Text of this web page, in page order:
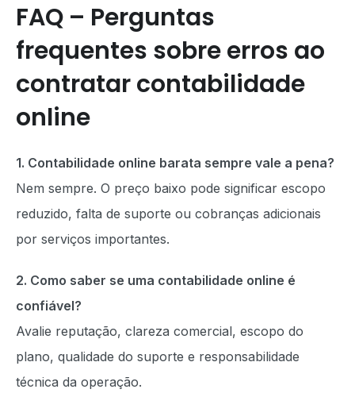
FAQ – Perguntas
frequentes sobre erros ao
contratar contabilidade
online
1. Contabilidade online barata sempre vale a pena?
Nem sempre. O preço baixo pode significar escopo
reduzido, falta de suporte ou cobranças adicionais
por serviços importantes.
2. Como saber se uma contabilidade online é
confiável?
Avalie reputação, clareza comercial, escopo do
plano, qualidade do suporte e responsabilidade
técnica da operação.